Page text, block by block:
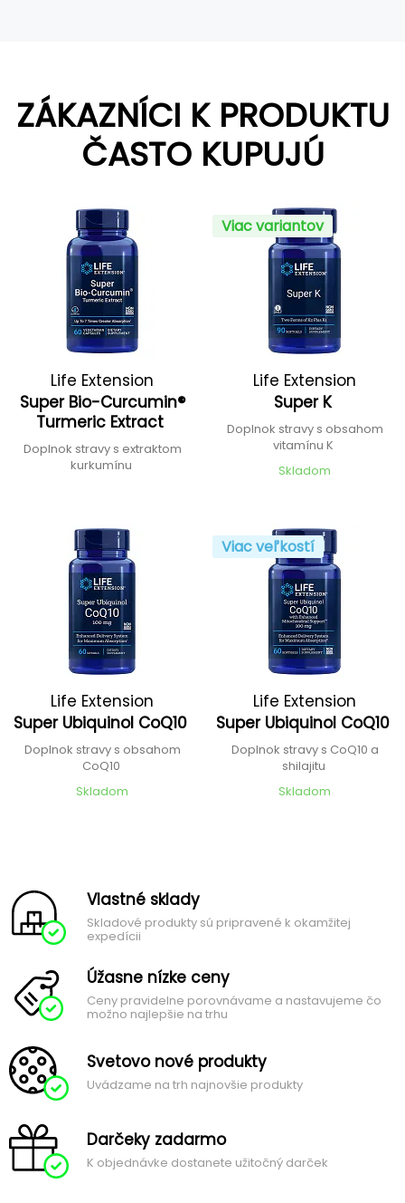
ZÁKAZNÍCI K PRODUKTU
ČASTO KUPUJÚ
Life Extension
Super Bio-Curcumin®
Turmeric Extract
Doplnok stravy s extraktom
kurkumínu
Viac variantov
Life Extension
Super K
Doplnok stravy s obsahom
vitamínu K
Skladom
Life Extension
Super Ubiquinol CoQ10
Doplnok stravy s obsahom
CoQ10
Skladom
Viac veľkostí
Life Extension
Super Ubiquinol CoQ10
Doplnok stravy s CoQ10 a
shilajitu
Skladom
Vlastné sklady
Skladové produkty sú pripravené k okamžitej
expedícii
Úžasne nízke ceny
Ceny pravidelne porovnávame a nastavujeme čo
možno najlepšie na trhu
Svetovo nové produkty
Uvádzame na trh najnovšie produkty
Darčeky zadarmo
K objednávke dostanete užitočný darček